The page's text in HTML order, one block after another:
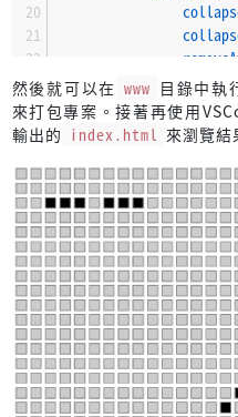
            },
inject:
        }),
new
    ],
module: {
然後就可以在 www 目錄中執
來打包專案。接著再使用
輸出的 index.html 來瀏覽結